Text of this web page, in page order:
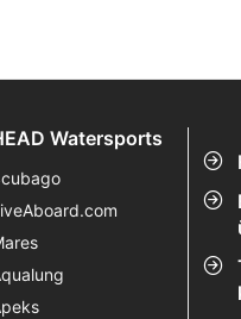
Watersports